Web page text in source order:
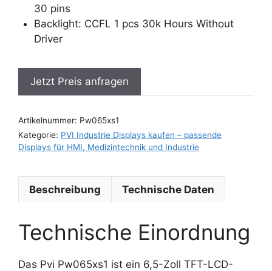
30 pins
Backlight: CCFL 1 pcs 30k Hours Without
Driver
Jetzt Preis anfragen
Artikelnummer: Pw065xs1
Kategorie: PVI Industrie Displays kaufen – passende
Displays für HMI, Medizintechnik und Industrie
Beschreibung Technische Daten
Technische Einordnung
Das Pvi Pw065xs1 ist ein 6,5-Zoll TFT-LCD-